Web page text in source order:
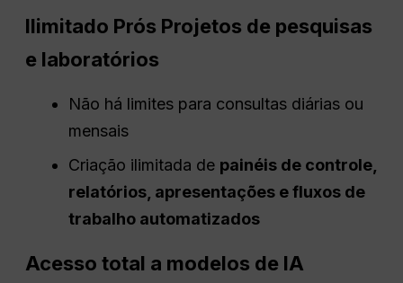
Ilimitado Prós Projetos de pesquisas
e laboratórios
Não há limites para consultas diárias ou
mensais
Criação ilimitada de painéis de controle,
relatórios, apresentações e fluxos de
trabalho automatizados
Acesso total a modelos de IA